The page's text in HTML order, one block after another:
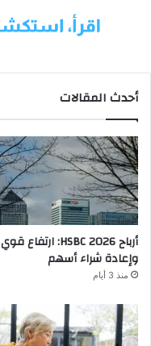
أحدث المقالات
أرباح HSBC 2026: ارتفاع قوي
وإعادة شراء أسهم
منذ 3 أيام